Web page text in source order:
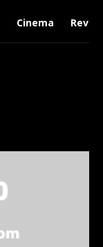
Cinema